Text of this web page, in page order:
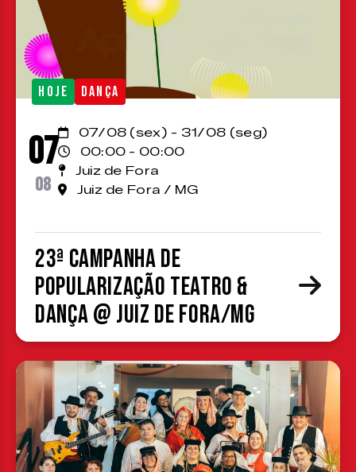
HOJE DANÇA
07
08
07/08 (sex) - 31/08 (seg)
00:00 - 00:00
Juiz de Fora
Juiz de Fora / MG
23ª Campanha de
Popularização Teatro &
Dança @ Juiz de Fora/MG